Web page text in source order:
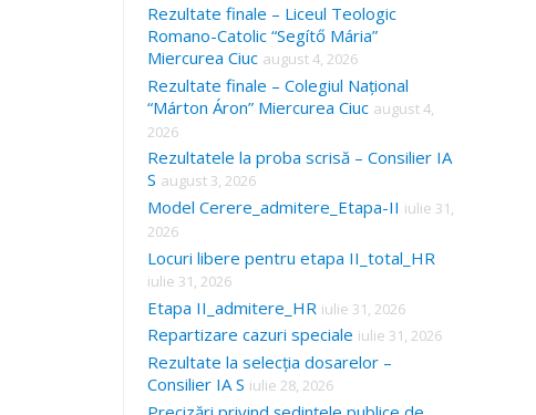
Rezultate finale – Liceul Teologic
Romano-Catolic “Segítő Mária”
Miercurea Ciuc august 4, 2026
Rezultate finale – Colegiul Național
“Márton Áron” Miercurea Ciuc august 4,
2026
Rezultatele la proba scrisă – Consilier IA
S august 3, 2026
Model Cerere_admitere_Etapa-II iulie 31,
2026
Locuri libere pentru etapa II_total_HR
iulie 31, 2026
Etapa II_admitere_HR iulie 31, 2026
Repartizare cazuri speciale iulie 31, 2026
Rezultate la selecția dosarelor –
Consilier IA S iulie 28, 2026